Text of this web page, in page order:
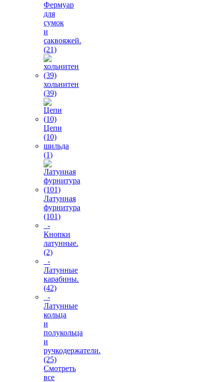
Фермуар
для
сумок
и
саквояжей.
(21)
хольнитен
(39)
Цепи
(10)
шильда
(1)
Латунная
фурнитура
(101)
-
Кнопки
латунные.
(2)
-
Латунные
карабины.
(42)
-
Латунные
кольца
и
полукольца
и
ручкодержатели.
(25)
Смотреть
все